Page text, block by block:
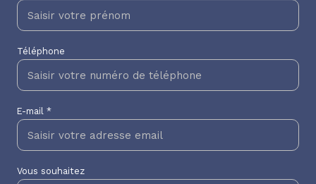
Téléphone
E-mail *
Vous souhaitez